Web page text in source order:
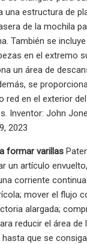
una estructura de
de la mochila
También se
en el extremo
un área de
se
red en el exterior
Inventor: John
2023
formar varillas
un artículo
corriente
mover el flujo
alargada;
reducir el área de
que se